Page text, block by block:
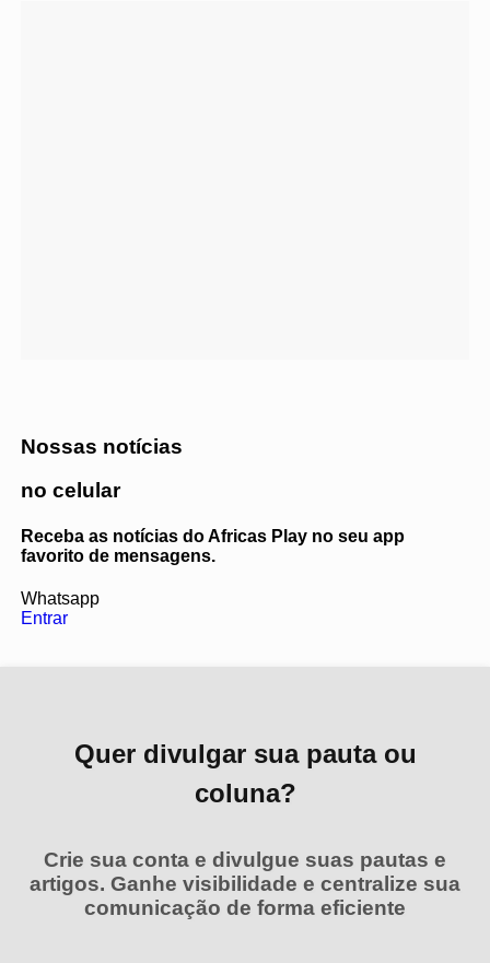
Nossas notícias
no celular
Receba as notícias do Africas Play no seu app
favorito de mensagens.
Whatsapp
Entrar
Quer divulgar sua pauta ou
coluna?
Crie sua conta e divulgue suas pautas e
artigos. Ganhe visibilidade e centralize sua
comunicação de forma eficiente